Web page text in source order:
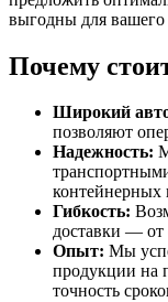
выгодны для вашего
Почему
Широкий
позволяют
Надежность:
контейнерных
Гибкость:
доставки — от
Опыт: Мы
продукции на
точность